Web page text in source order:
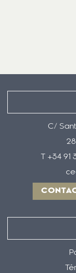
C/
T +34